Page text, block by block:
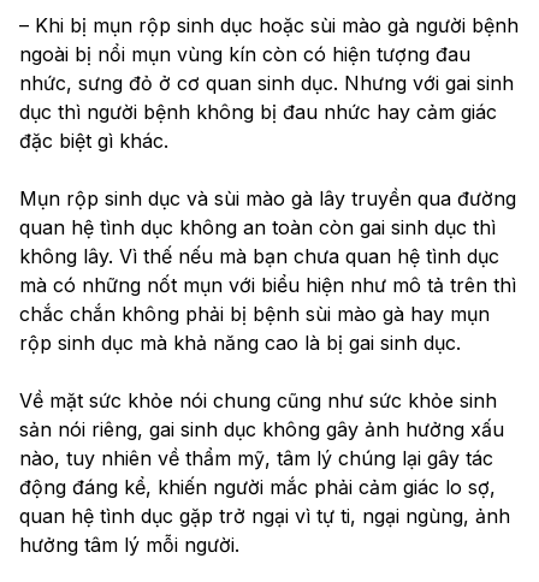
– Khi bị mụn rộp sinh dục hoặc sùi mào gà người bệnh
ngoài bị nổi mụn vùng kín còn có hiện tượng đau
nhức, sưng đỏ ở cơ quan sinh dục. Nhưng với gai sinh
dục thì người bệnh không bị đau nhức hay cảm giác
đặc biệt gì khác.
Mụn rộp sinh dục và sùi mào gà lây truyền qua đường
quan hệ tình dục không an toàn còn gai sinh dục thì
không lây. Vì thế nếu mà bạn chưa quan hệ tình dục
mà có những nốt mụn với biểu hiện như mô tả trên thì
chắc chắn không phải bị bệnh sùi mào gà hay mụn
rộp sinh dục mà khả năng cao là bị gai sinh dục.
Về mặt sức khỏe nói chung cũng như sức khỏe sinh
sản nói riêng, gai sinh dục không gây ảnh hưởng xấu
nào, tuy nhiên về thẩm mỹ, tâm lý chúng lại gây tác
động đáng kể, khiến người mắc phải cảm giác lo sợ,
quan hệ tình dục gặp trở ngại vì tự ti, ngại ngùng, ảnh
hưởng tâm lý mỗi người.